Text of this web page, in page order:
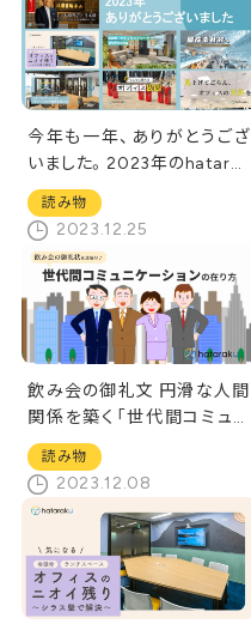
今年も一年、ありがとうござ
いました。2023年のhatarak
uを振り返る
読み物
2023.12.25
飲み会の御礼文 円滑な人間
関係を築く「世代間コミュニ
ケーション」とは
読み物
2023.12.08